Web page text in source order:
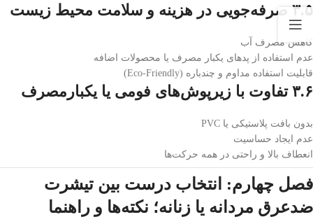
۳.۵ صرفه‌جویی در هزینه و سلامت محیط زیست
کاهش مصرف آب
عدم استفاده از پدهای یکبار مصرف یا محصولات اضافه
قابلیت استفاده مداوم و چند‌باره (Eco-Friendly)
۳.۶ تفاوت با زیرپوش‌های فومی یا یکبارمصرف
بدون بافت پلاستیکی یا PVC
عدم ایجاد حساسیت
انعطاف بالا و راحتی در همه حرکت‌ها
فصل چهارم: انتخاب درست بین تیشرت
ضدعرق مردانه یا زنانه؛ نکته‌ها و راهنما